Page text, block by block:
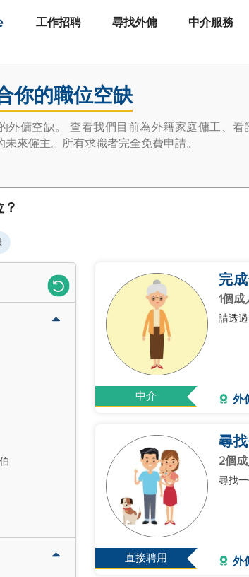
工作招聘 尋找外傭 中介服務
你的職位空缺
外傭空缺。 查看我們目前為外籍家庭傭工、
來僱主。所有求職者完全免費申請。
中介
完
1個成
請透
外
直接聘用
尋
2個
尋找
外